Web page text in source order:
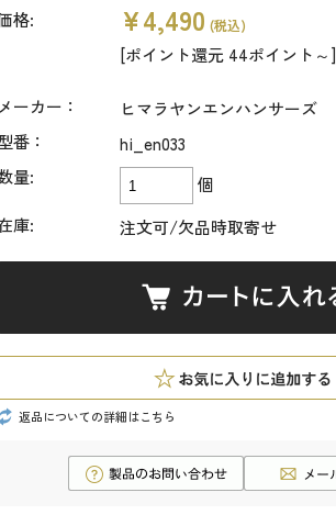
格: ¥4,490 (税込)
[ポイント還元 44ポイント～]
メーカー：
ヒマラヤンエンハンサーズ
番：
hi_en033
量:
個
庫:
注文可/欠品時取寄せ
返品についての詳細はこちら